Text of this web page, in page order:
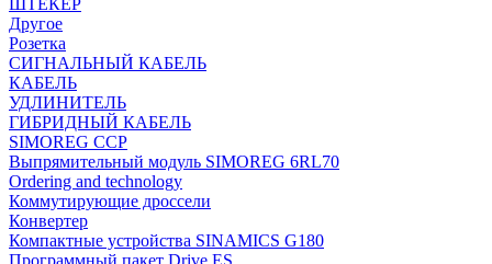
ШТЕКЕР
Другое
Розетка
СИГНАЛЬНЫЙ КАБЕЛЬ
КАБЕЛЬ
УДЛИНИТЕЛЬ
ГИБРИДНЫЙ КАБЕЛЬ
SIMOREG CCP
Выпрямительный модуль SIMOREG 6RL70
Ordering and technology
Коммутирующие дроссели
Конвертер
Компактные устройства SINAMICS G180
Программный пакет Drive ES